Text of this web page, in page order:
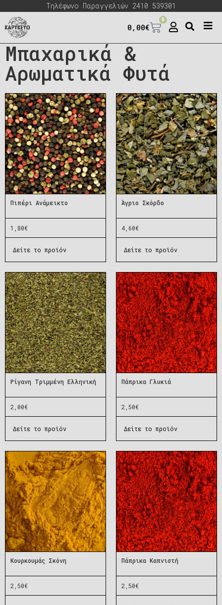
Τηλέφωνο Παραγγελιών 2410 539301
0,00€
0
Μπαχαρικά &
Αρωματικά Φυτά
Πιπέρι Ανάμεικτο
1,80€
Δείτε το προϊόν
Άγριο Σκόρδο
4,60€
Δείτε το προϊόν
Ρίγανη Τριμμένη Ελληνική
2,00€
Δείτε το προϊόν
Πάπρικα Γλυκιά
2,50€
Δείτε το προϊόν
Κουρκουμάς Σκόνη
2,50€
Πάπρικα Καπνιστή
2,50€